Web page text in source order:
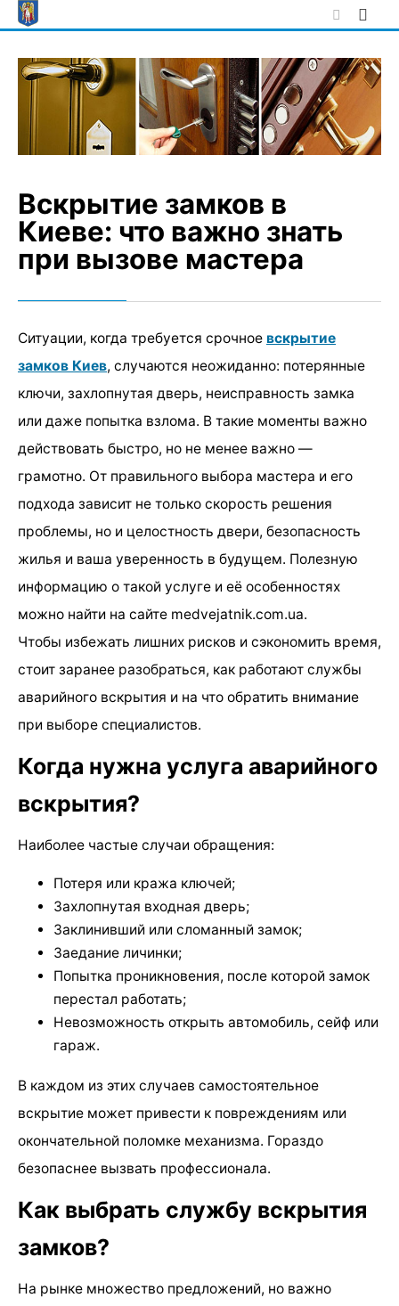
Skip
to
Вскрытие замков в
Киеве: что важно знать
при вызове мастера
Ситуации, когда требуется срочное вскрытие
замков Киев, случаются неожиданно: потерянные
ключи, захлопнутая дверь, неисправность замка
или даже попытка взлома. В такие моменты важно
действовать быстро, но не менее важно —
грамотно. От правильного выбора мастера и его
подхода зависит не только скорость решения
проблемы, но и целостность двери, безопасность
жилья и ваша уверенность в будущем. Полезную
информацию о такой услуге и её особенностях
можно найти на сайте medvejatnik.com.ua.
Чтобы избежать лишних рисков и сэкономить время,
стоит заранее разобраться, как работают службы
аварийного вскрытия и на что обратить внимание
при выборе специалистов.
Когда нужна услуга аварийного
вскрытия?
Наиболее частые случаи обращения:
Потеря или кража ключей;
Захлопнутая входная дверь;
Заклинивший или сломанный замок;
Заедание личинки;
Попытка проникновения, после которой замок
перестал работать;
Невозможность открыть автомобиль, сейф или
гараж.
В каждом из этих случаев самостоятельное
вскрытие может привести к повреждениям или
окончательной поломке механизма. Гораздо
безопаснее вызвать профессионала.
Как выбрать службу вскрытия
замков?
На рынке множество предложений, но важно